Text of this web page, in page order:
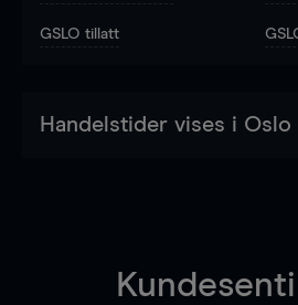
GSLO tillatt
Handelstider vises i Oslo